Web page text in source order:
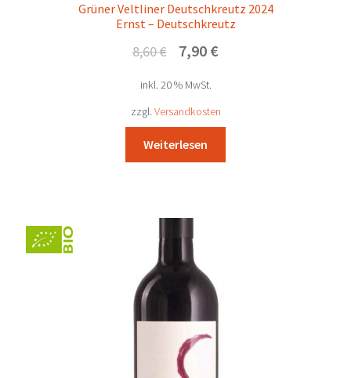
Grüner Veltliner Deutschkreutz 2024
Ernst – Deutschkreutz
8,60€ Ursprünglicher
war:
8,60 €
7,90 €
inkl. 20 % MwSt.
zzgl. Versandkosten
Weiterlesen